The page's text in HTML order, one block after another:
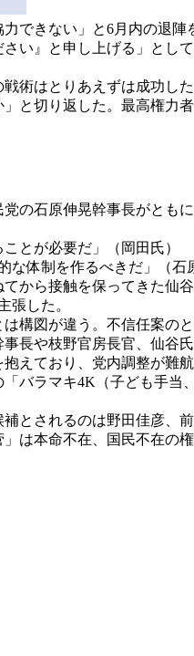
きない」と6月内の退
い』と申し上げる」とし
はとりあえずは成功し
と切り返した。最高権力
石原伸晃幹事長がとも
とが必要だ」（岡田氏）
な体制を作るべきだ」（石
ら接触を保ってきた仙
張した。
図が違う。不信任案の
長や枝野官房長官、仙谷
ており、党内調整が難
バラマキ4K（子ども手
されるのは野田佳彦、
は本命不在、国民不在の権